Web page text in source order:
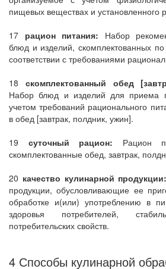
пищевых веществах и установленного
17 рацион питания: Набор
блюд и изделий, скомплектованных
соответствии с требованиями
18 скомплектованный обед
Набор блюд и изделий для приема
учетом требований рационального
в обед [завтрак, полдник, ужин].
19 суточный рацион: Рацион
скомплектованные обед, завтрак,
20 качество кулинарной продукции:
продукции, обусловливающие ее
обработке и(или) употреблению в
здоровья потребителей,
потребительских свойств.
4 Способы кулинарной